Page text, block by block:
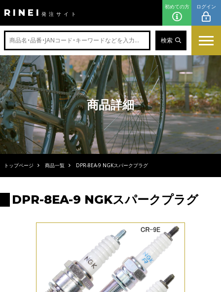
RINEI 発注サイト
初めての方 ログイン
検索
商品詳細
トップページ 商品一覧 DPR-8EA-9 NGKスパークプラグ
DPR-8EA-9 NGKスパークプラグ